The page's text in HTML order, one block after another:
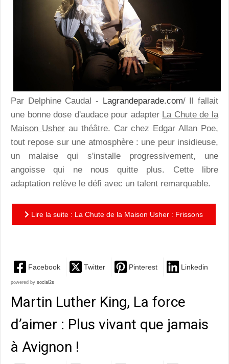
Par Delphine Caudal - Lagrandeparade.com/ Il fallait
une bonne dose d'audace pour adapter La Chute de la
Maison Usherau théâtre. Car chez Edgar Allan Poe,
tout repose sur une atmosphère : une peur insidieuse,
un malaise qui s'installe progressivement, une
angoisse qui ne nous quitte plus. Cette libre
adaptation relève le défi avec un talent remarquable.
Lire la suite : La Chute de la Maison Usher : Frissons
Facebook Twitter Pinterest Linkedin
powered by social2s
Martin Luther King, La force
d’aimer : Plus vivant que jamais
à Avignon !